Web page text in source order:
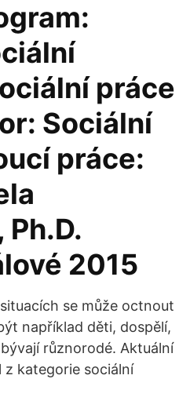
práce
Sociální
práce:
2015
se může octnout
například děti, dospělí,
různorodé. Aktuální
kategorie sociální